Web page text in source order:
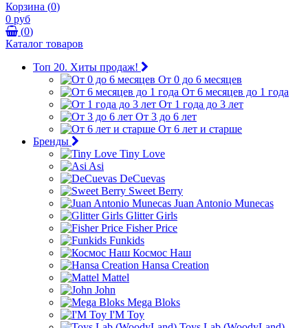
Корзина (0)
0 руб
(0)
Каталог товаров
Топ 20. Хиты продаж!
От 0 до 6 месяцев
От 6 месяцев до 1 года
От 1 года до 3 лет
От 3 до 6 лет
От 6 лет и старше
Бренды
Tiny Love
Asi
DeCuevas
Sweet Berry
Juan Antonio Munecas
Glitter Girls
Fisher Price
Funkids
Космос Наш
Hansa Creation
Mattel
John
Mega Bloks
I'M Toy